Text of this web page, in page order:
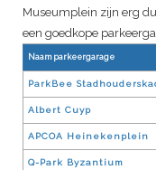
Museumplein zijn erg
een goedkope
Naam parkeergarage
ParkBee
Albert Cuyp
APCOA Heinekenplein
Q-Park Byzantium